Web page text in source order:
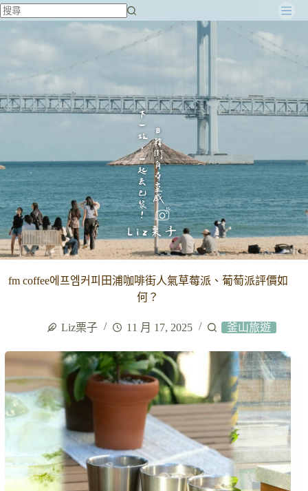
跳
容
fm coffee에프엠커피田浦咖啡街人氣草莓派、葡萄派評價如
何？
Liz栗子 11 月 17, 2025 釜山旅遊